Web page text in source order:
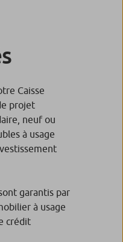
Caisse
projet
neuf ou
à usage
garantis par
à usage
crédit